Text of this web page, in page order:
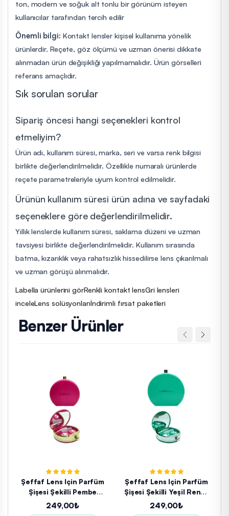
ton, modern ve soğuk alt tonlu bir görünüm isteyen
kullanıcılar tarafından tercih edilir
Önemli bilgi: Kontakt lensler kişisel kullanıma yönelik
ürünlerdir. Reçete, göz ölçümü ve uzman önerisi dikkate
alınmadan ürün değişikliği yapılmamalıdır. Ürün görselleri
referans amaçlıdır.
Sık sorulan sorular
Sipariş öncesi hangi seçenekleri kontrol
etmeliyim?
Ürün adı, kullanım süresi, marka, seri ve varsa renk bilgisi
birlikte değerlendirilmelidir. Özellikle numaralı ürünlerde
reçete parametreleriyle uyum kontrol edilmelidir.
Ürünün kullanım süresi ürün adına ve sayfadaki
seçeneklere göre değerlendirilmelidir.
Yıllık lenslerde kullanım süresi, saklama düzeni ve uzman
tavsiyesi birlikte değerlendirilmelidir. Kullanım sırasında
batma, kızarıklık veya rahatsızlık hissedilirse lens çıkarılmalı
ve uzman görüşü alınmalıdır.
Labella ürünlerini görRenkli kontakt lensGri lensleri
inceleLens solüsyonlarıİndirimli fırsat paketleri
Benzer Ürünler
Şeffaf Lens Için Parfüm
Şişesi Şekilli Pembe
Renkli Lens Kabı
249,00₺
Şeffaf Lens Için Parfüm
Şişesi Şekilli Yeşil Renkli
Lens Kabı
249,00₺